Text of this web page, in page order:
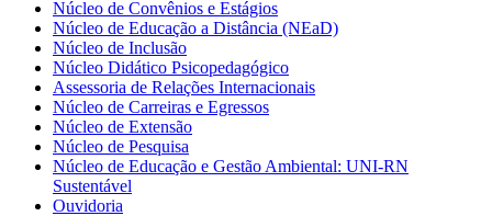
Núcleo de Convênios e Estágios
Núcleo de Educação a Distância (NEaD)
Núcleo de Inclusão
Núcleo Didático Psicopedagógico
Assessoria de Relações Internacionais
Núcleo de Carreiras e Egressos
Núcleo de Extensão
Núcleo de Pesquisa
Núcleo de Educação e Gestão Ambiental: UNI-RN
Sustentável
Ouvidoria